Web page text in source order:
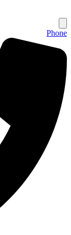
Phone